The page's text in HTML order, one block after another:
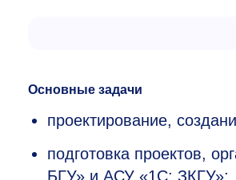
Основные задачи
проектирование,
подготовка проектов,
БГУ» и АСУ «1C: ЗКГУ»;